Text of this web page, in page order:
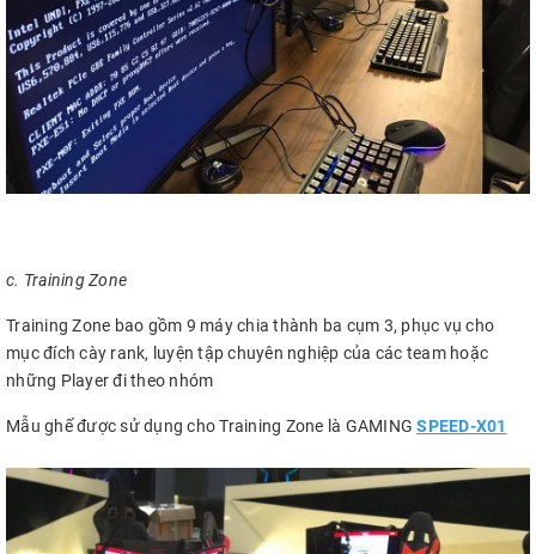
c. Training Zone
Training Zone bao gồm 9 máy chia thành ba cụm 3, phục vụ cho
mục đích cày rank, luyện tập chuyên nghiệp của các team hoặc
những Player đi theo nhóm
Mẫu ghế được sử dụng cho Training Zone là GAMING SPEED-X01